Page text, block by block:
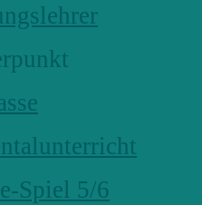
Spiel 5/6